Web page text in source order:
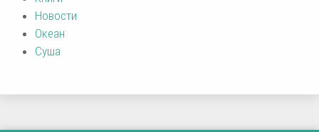
Новости
Океан
Суша